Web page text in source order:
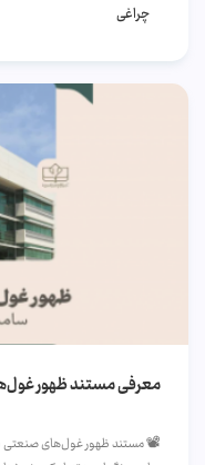
چراغی
معرفی مستند ظهور
📽️ مستند ظهور غول‌های